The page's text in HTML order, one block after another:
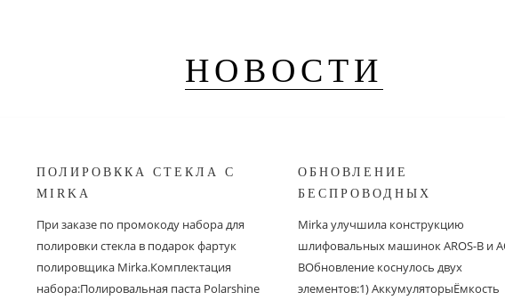
НОВОСТИ
ПОЛИРОВККА СТЕКЛА С
MIRKA
При заказе по промокоду набора для
полировки стекла в подарок фартук
полировщика Mirka.Комплектация
набора:Полировальная паста Polarshine
ОБНОВЛЕНИЕ
БЕСПРОВОДНЫХ
Mirka улучшила конструкцию
шлифовальных машинок AROS-B и
BОбновление коснулось двух
элементов:1) АккумуляторыЁмкость